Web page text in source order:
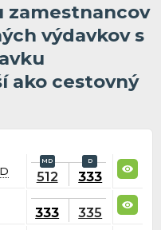
zamestnancov
výdavkov s
ako cestovný
512 333
333 335